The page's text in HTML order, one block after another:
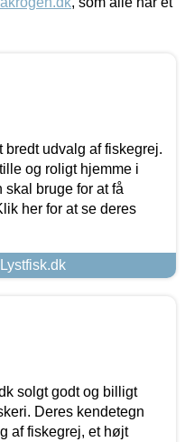
bredt udvalg af fiskegrej.
og roligt hjemme i
skal bruge for at få
her for at se deres
solgt godt og billigt
Deres kendetegn
af fiskegrej, et højt